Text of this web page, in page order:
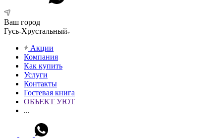
Ваш город
Гусь-Хрустальный
Акции
Компания
Как купить
Услуги
Контакты
Гостевая книга
ОБЪЕКТ УЮТ
...